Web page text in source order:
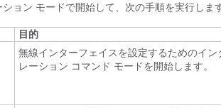
ョン モードで開始して、次の手順を実行します
目的
無線インターフェイスを設定するためのイン
レーション コマンド モードを開始します。